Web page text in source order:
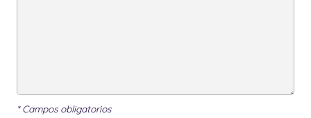
* Campos obligatorios